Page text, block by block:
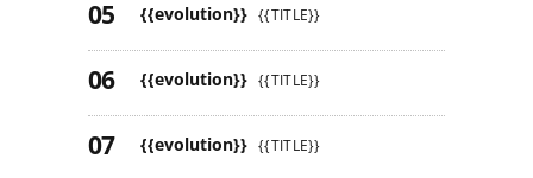
{{evolution}} {{TITLE}}
{{evolution}} {{TITLE}}
{{evolution}} {{TITLE}}